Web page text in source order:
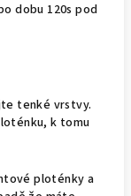
dobu 120s pod
tenké vrstvy.
k tomu
ploténky a